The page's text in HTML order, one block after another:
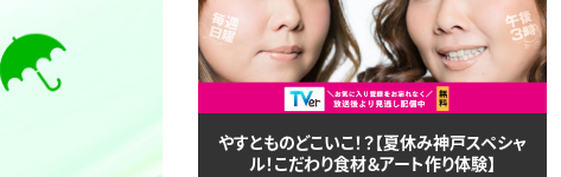
やすとものどこいこ！？【夏休み神戸スペシャ
ル！こだわり食材＆アート作り体験】